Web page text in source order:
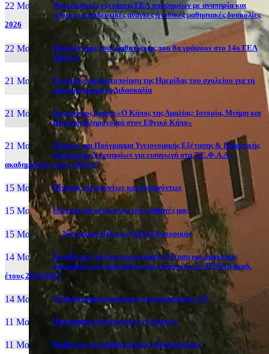
22 Μαι, 26
Πανελλαδικές εξετάσεις ΓΕΛ υποψηφίων με αναπηρία και
ειδικές εκπαιδευτικές ανάγκες ή ειδικές μαθησιακές δυσκολίες
2026
22 Μαι, 26
Οδηγίες προς τους μαθητές μας που θα γράψουν στο 14ο ΓΕΛ
Αθηνών
21 Μαι, 26
Επιτυχής πραγματοποίηση της Ημερίδας του σχολείου για τη
Διαφοροποιημένη Διδασκαλία
21 Μαι, 26
Καινοτόμος δράση «Ο Κήπος της Αμαλίας: Ιστορία, Μνήμη και
Βιώσιμη Κληρονομιά στον Εθνικό Κήπο»
21 Μαι, 26
Οδηγίες και Πρόγραμμα Υγειονομικής Εξέτασης & Πρακτικής
Δοκιμασίας Υποψηφίων για εισαγωγή στα Τ.Ε.Φ.Α.Α.,
ακαδημαϊκού έτους 2026-27
15 Μαι, 26 Πίνακας επιτυχόντων και επιλαχόντων
15 Μαι, 26 Εξεταστικά κέντρα για τους μαθητές μας
15 Μαι, 2026 Νέα ιστοσελίδα του Ομίλου Ρητορικής
14 Μαι, 26
Διευθύνσεις για την υγειονομική εξέταση και πρακτική
δοκιμασία των υποψηφίων για εισαγωγή στα ΤΕΦΑΑ ακαδ.
έτους 2026-2027
14 Μαι, 26 Yποβολή μηχανογραφικού για υποψηφίους 5%
11 Μαι, 26 Πρόγραμμα ενδοσχολικών εξετάσεων
11 Μαι, 26 Βράβευση του μαθητή Ιωάννη Χαραλάμπους